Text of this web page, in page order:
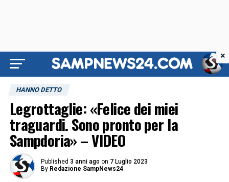
HANNO DETTO
Legrottaglie: «Felice dei miei
traguardi. Sono pronto per la
Sampdoria» – VIDEO
Published 3 anni ago on 7 Luglio 2023
By Redazione SampNews24
×